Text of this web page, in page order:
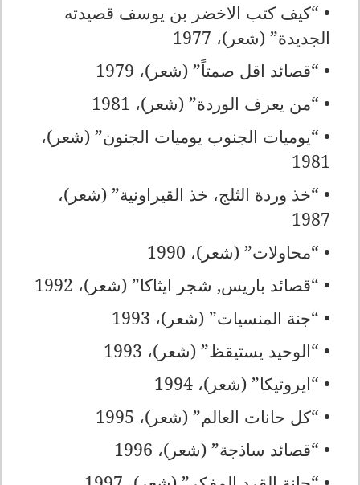
• “كيف كتب الاخضر بن يوسف قصيدته
الجديدة” (شعر)، 1977
• “قصائد اقل صمتاً” (شعر)، 1979
• “من يعرف الوردة” (شعر)، 1981
• “يوميات الجنوب يوميات الجنون” (شعر)،
1981
• “خذ وردة الثلج، خذ القيراونية” (شعر)،
1987
• “محاولات” (شعر)، 1990
• “قصائد باريس, شجر ايثاكا” (شعر)، 1992
• “جنة المنسيات” (شعر)، 1993
• “الوحيد يستيقظ” (شعر)، 1993
• “ايروتيكا” (شعر)، 1994
• “كل حانات العالم” (شعر)، 1995
• “قصائد ساذجة” (شعر)، 1996